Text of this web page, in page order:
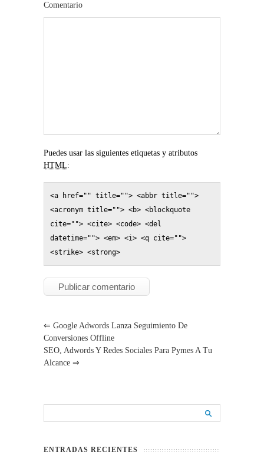
Comentario
Puedes usar las siguientes etiquetas y atributos
HTML:
<a href="" title=""> <abbr title="">
<acronym title=""> <b> <blockquote
cite=""> <cite> <code> <del
datetime=""> <em> <i> <q cite="">
<strike> <strong>
⇐ Google Adwords Lanza Seguimiento De
Conversiones Offline
SEO, Adwords Y Redes Sociales Para Pymes A Tu
Alcance ⇒
ENTRADAS RECIENTES